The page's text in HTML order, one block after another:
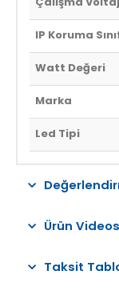
IP Koruma
Watt Değeri
Marka
Led Tipi
Ürün
Taksit